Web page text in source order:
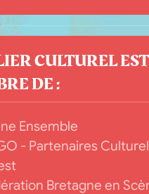
CULTUREL EST
DE :
Ensemble
- Partenaires
Bretagne en